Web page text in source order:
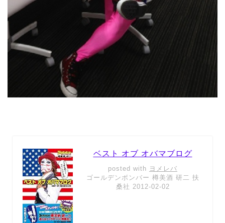
ベスト オブ オバマブログ
posted with ヨメレバ
ゴールデンボンバー 樽美酒 研二 扶
桑社 2012-02-02